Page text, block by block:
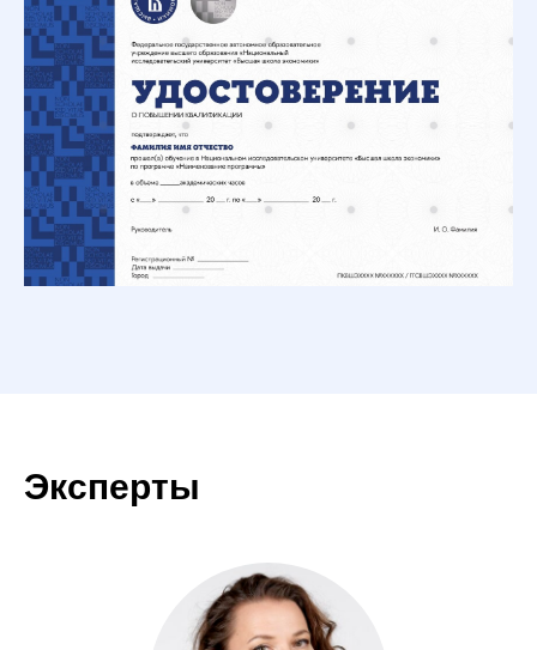
Эксперты